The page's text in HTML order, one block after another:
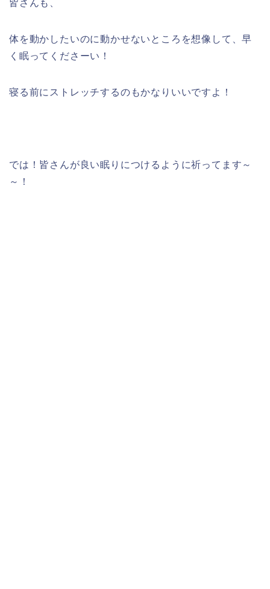
皆さんも、
体を動かしたいのに動かせないところを想像して、早
く眠ってくださーい！
寝る前にストレッチするのもかなりいいですよ！
では！皆さんが良い眠りにつけるように祈ってます～
～！